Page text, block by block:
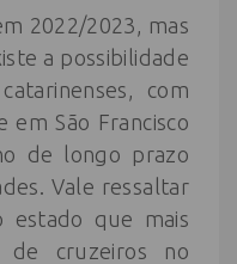
2022/2023, mas
a possibilidade
com
em São Francisco
de longo prazo
Vale ressaltar
estado que mais
de cruzeiros no